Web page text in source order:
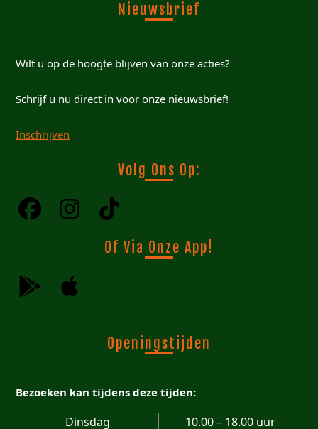
Nieuwsbrief
Wilt u op de hoogte blijven van onze acties?
Schrijf u nu direct in voor onze nieuwsbrief!
Inschrijven
Volg Ons Op:
Of Via Onze App!
Openingstijden
Bezoeken kan tijdens deze tijden:
Dinsdag
10.00 – 18.00 uur